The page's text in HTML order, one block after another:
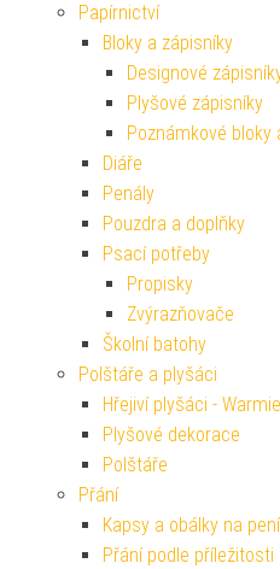
Papírnictví
Bloky a zápisníky
Designové
Plyšové zápisníky
Poznámkové bloky
Diáře
Penály
Pouzdra a doplňky
Psací potřeby
Propisky
Zvýrazňovače
Školní batohy
Polštáře a plyšáci
Hřejiví plyšáci -
Plyšové dekorace
Polštáře
Přání
Kapsy a obálky na
Přání podle příležitosti